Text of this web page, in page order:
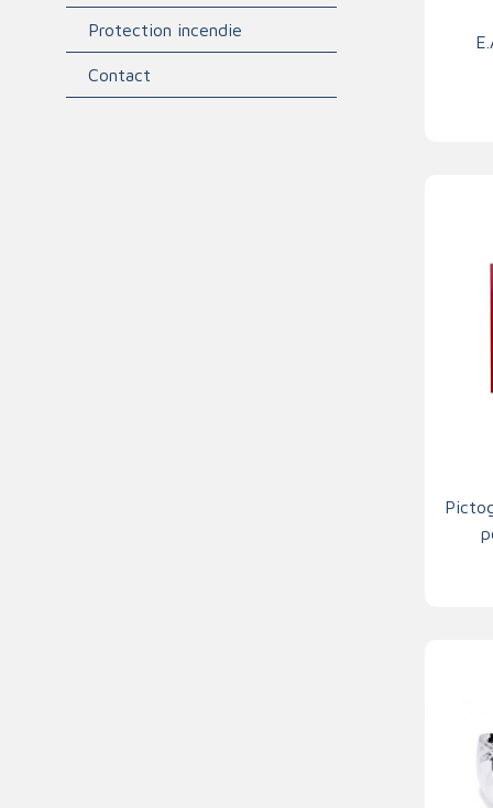
Protection incendie
Contact